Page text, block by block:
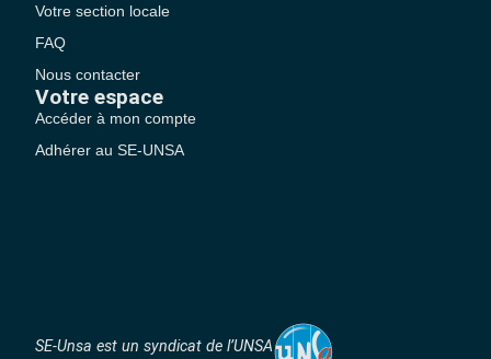
Votre section locale
FAQ
Nous contacter
Votre espace
Accéder à mon compte
Adhérer au SE-UNSA
SE-Unsa est un syndicat de l’UNSA